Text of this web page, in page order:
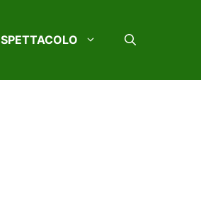
SPETTACOLO